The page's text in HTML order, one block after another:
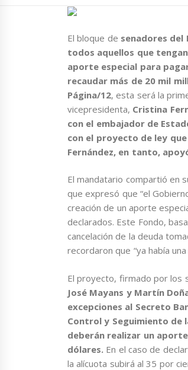
El bloque de senadores
todos aquellos quetengan
aporte especial para
recaudar más de 20 mil
Página/12, esta será la
vicepresidenta, Cristina
con el embajador de
con el proyecto de ley
Fernández, en tanto,
El mandatario compartió en
que expresó que “el
creación de un aporte
declarados. Este Fondo,
cancelación de la deuda
recordaron que “ya había
El proyecto, firmado por los
José Mayans y Martín
excepciones al Secreto
Control y Seguimiento de
deberán realizar un
dólares. En el caso de
la alícuota subirá al 35 por